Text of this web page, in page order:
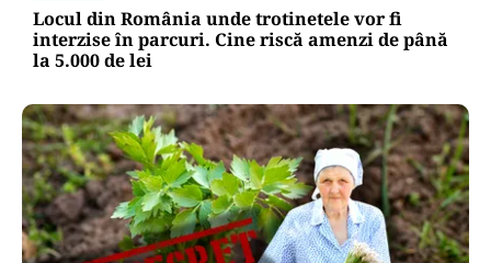
Locul din România unde trotinetele vor fi
interzise în parcuri. Cine riscă amenzi de până
la 5.000 de lei